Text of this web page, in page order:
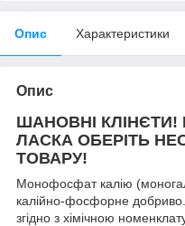
Опис Характеристики
Опис
ШАНОВНІ
ЛАСКА ОБЕРІТЬ
ТОВАРУ!
Монофосфат калію
калійно-фосфорне
згідно з хімічною